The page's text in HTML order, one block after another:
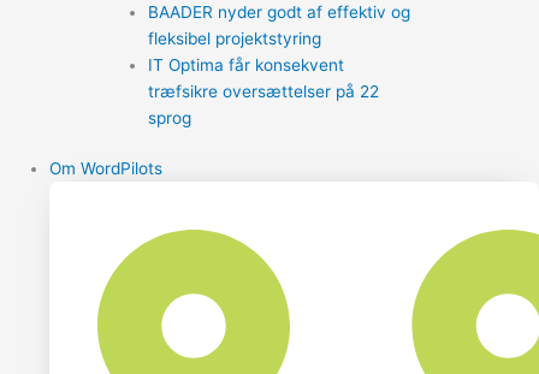
BAADER nyder godt af effektiv og
fleksibel projektstyring
IT Optima får konsekvent
træfsikre oversættelser på 22
sprog
Om WordPilots